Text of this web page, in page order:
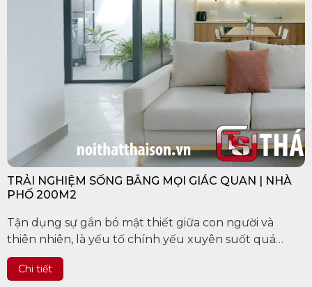
TRẢI NGHIỆM SỐNG BẰNG MỌI GIÁC QUAN | NHÀ
PHỐ 200M2
Tận dụng sự gắn bó mật thiết giữa con người và
thiên nhiên, là yếu tố chính yếu xuyên suốt quá
trình thiết kế và thi công. Với tiền đề giúp bản thân
luôn tìm...
Chi tiết